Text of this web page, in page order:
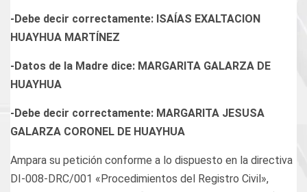
-Debe decir correctamente: ISAÍAS EXALTACION
HUAYHUA MARTÍNEZ
-Datos de la Madre dice: MARGARITA GALARZA DE
HUAYHUA
-Debe decir correctamente: MARGARITA JESUSA
GALARZA CORONEL DE HUAYHUA
Ampara su petición conforme a lo dispuesto en la directiva
DI-008-DRC/001 «Procedimientos del Registro Civil»,